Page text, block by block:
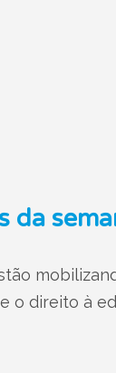
da
o direito à